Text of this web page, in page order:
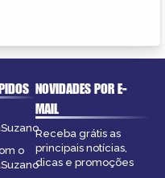
o
NOVIDADES POR E-
MAIL
Receba grátis as
principais notícias,
dicas e promoções